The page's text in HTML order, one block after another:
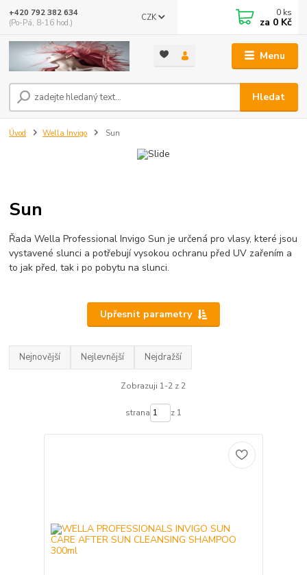
Menu
CZK
Hledat
+420 792 382 634
(Po-Pá, 8-16 hod.)
0 ks
za 0 Kč
Úvod Wella Invigo Sun
Sun
Řada Wella Professional Invigo Sun je určená pro vlasy, které jsou
vystavené slunci a potřebují vysokou ochranu před UV zařením a
to jak před, tak i po pobytu na slunci.
Upřesnit parametry
Nejnovější Nejlevnější Nejdražší
Zobrazuji 1-2 z 2
strana z 1